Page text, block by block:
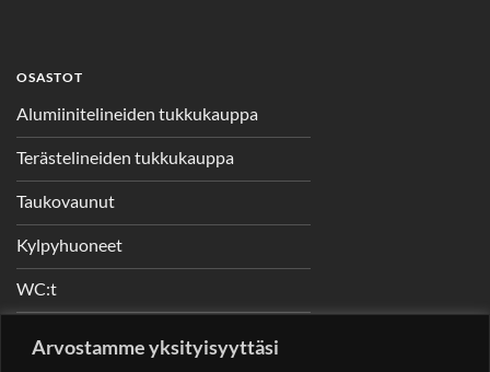
Arvostamme yksityisyyttäsi
OSASTOT
Alumiinitelineiden tukkukauppa
Terästelineiden tukkukauppa
Taukovaunut
Kylpyhuoneet
WC:t